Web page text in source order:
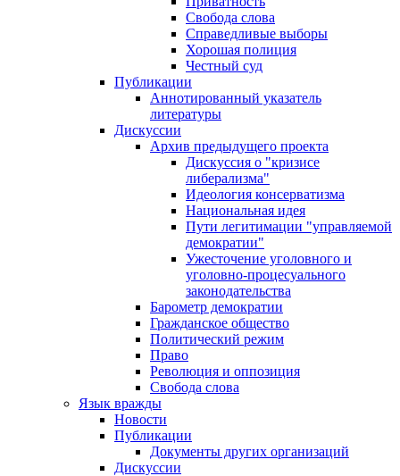
Свобода слова
Справедливые выборы
Хорошая полиция
Честный суд
Публикации
Аннотированный указатель
литературы
Дискуссии
Архив предыдущего проекта
Дискуссия о "кризисе
либерализма"
Идеология консерватизма
Национальная идея
Пути легитимации "управляемой
демократии"
Ужесточение уголовного и
уголовно-процесуального
законодательства
Барометр демократии
Гражданское общество
Политический режим
Право
Революция и оппозиция
Свобода слова
Язык вражды
Новости
Публикации
Документы других организаций
Дискуссии